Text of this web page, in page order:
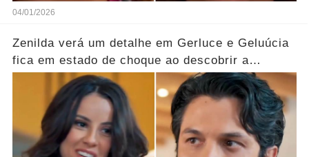
04/01/2026
Zenilda verá um detalhe em Gerluce e Geluúcia
fica em estado de choque ao descobrir a
verdade oculta sobre sua mãe... Ver mais